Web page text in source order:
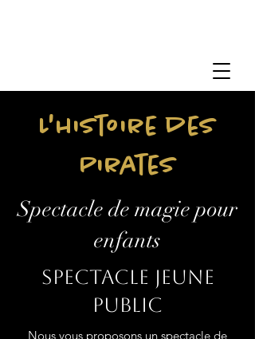
L'histoire des
Pirates
Spectacle de magie pour
enfants
Spectacle jeune
public
Nous vous proposons un spectacle de